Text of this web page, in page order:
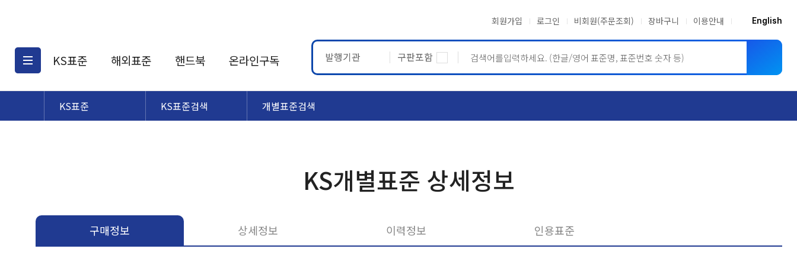
회원가입 로그인 비회원(주문조회) 장바구니 이용안내 English
KS표준
KS표준검색
해외표준
해외표준검색
핸드북 온라인구독 발행기관 구판포함
KS표준 KS표준검색 개별표준검색
KS개별표준 상세정보
구매정보 상세정보 이력정보 인용표준